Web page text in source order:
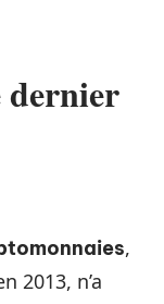
dernier
,
2013, n’a